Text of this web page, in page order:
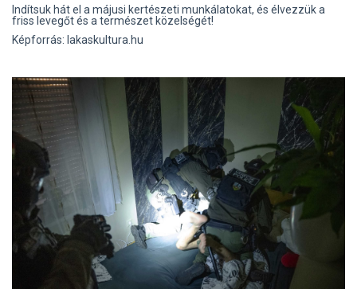
Indítsuk hát el a májusi kertészeti munkálatokat, és élvezzük a
friss levegőt és a természet közelségét!
Képforrás: lakaskultura.hu